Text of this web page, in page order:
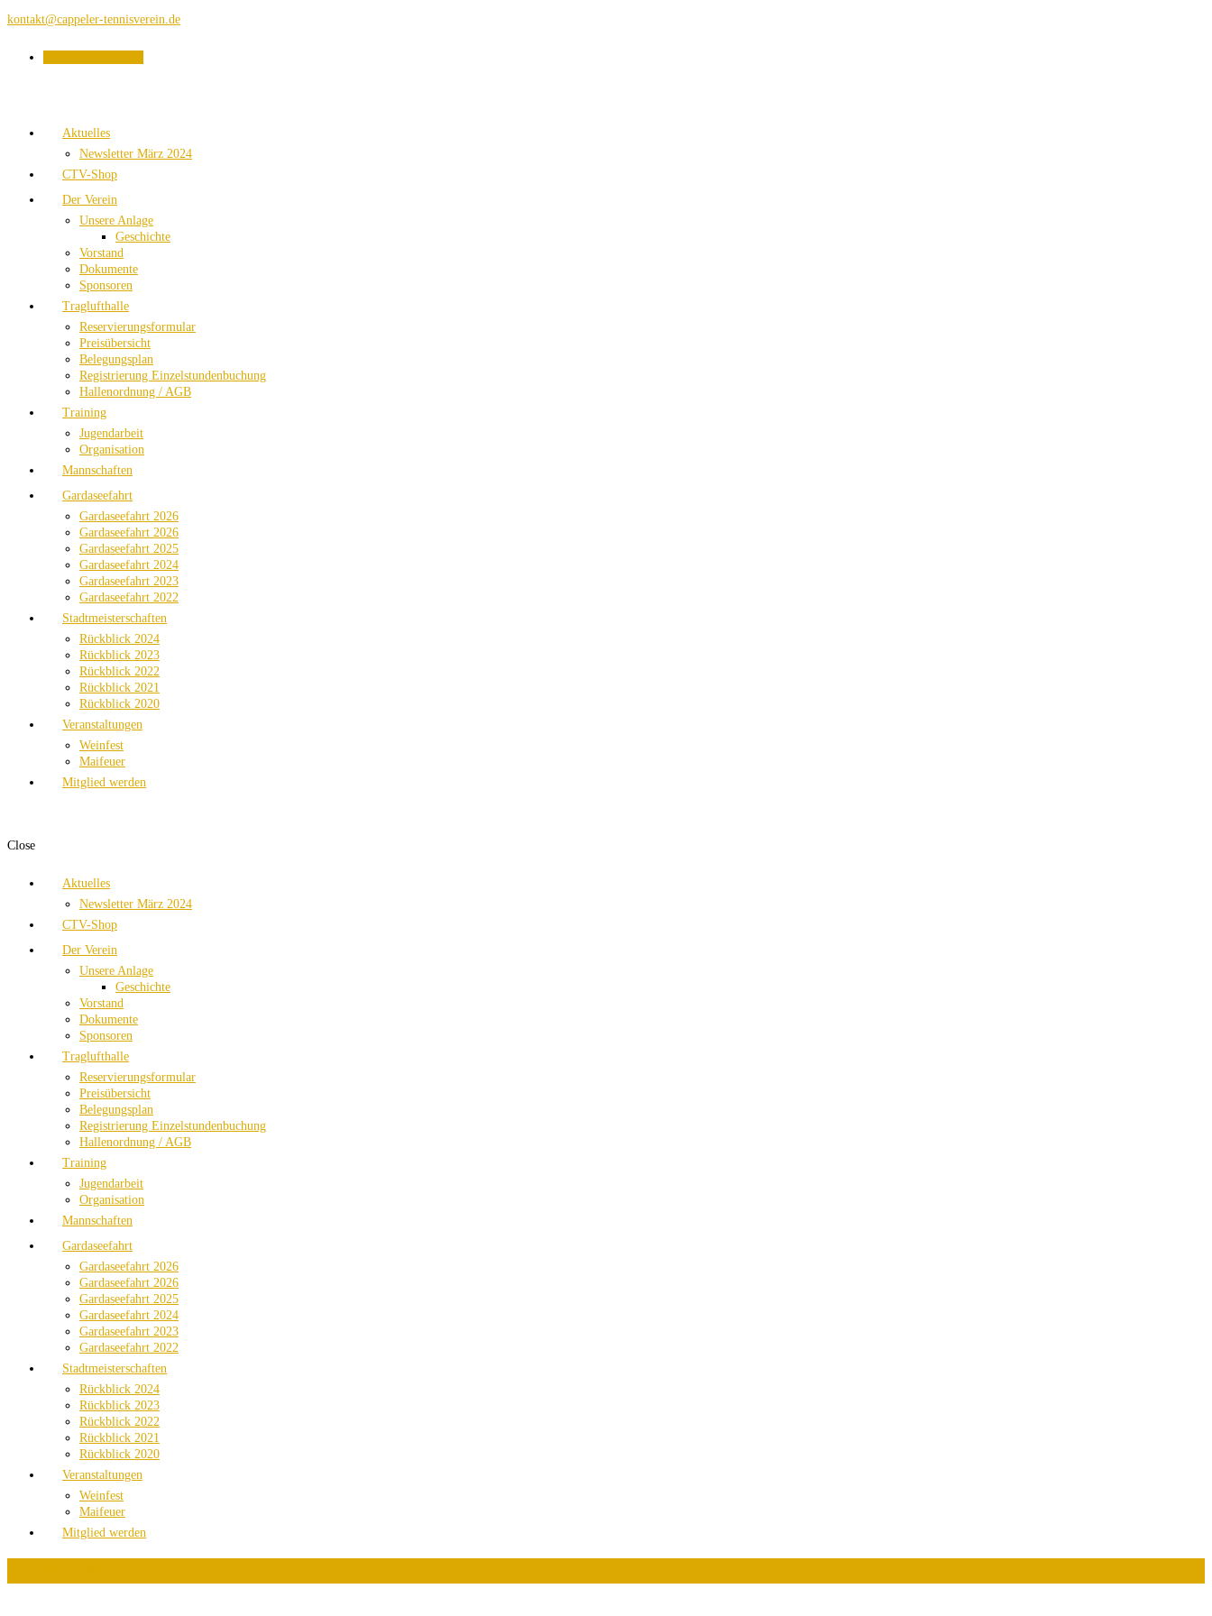
kontakt@cappeler-tennisverein.de
Aktuelles
Newsletter März 2024
CTV-Shop
Der Verein
Unsere Anlage
Geschichte
Vorstand
Dokumente
Sponsoren
Traglufthalle
Reservierungsformular
Preisübersicht
Belegungsplan
Registrierung Einzelstundenbuchung
Hallenordnung / AGB
Training
Jugendarbeit
Organisation
Mannschaften
Gardaseefahrt
Gardaseefahrt 2026
Gardaseefahrt 2026
Gardaseefahrt 2025
Gardaseefahrt 2024
Gardaseefahrt 2023
Gardaseefahrt 2022
Stadtmeisterschaften
Rückblick 2024
Rückblick 2023
Rückblick 2022
Rückblick 2021
Rückblick 2020
Veranstaltungen
Weinfest
Maifeuer
Mitglied werden
Close
Aktuelles
Newsletter März 2024
CTV-Shop
Der Verein
Unsere Anlage
Geschichte
Vorstand
Dokumente
Sponsoren
Traglufthalle
Reservierungsformular
Preisübersicht
Belegungsplan
Registrierung Einzelstundenbuchung
Hallenordnung / AGB
Training
Jugendarbeit
Organisation
Mannschaften
Gardaseefahrt
Gardaseefahrt 2026
Gardaseefahrt 2026
Gardaseefahrt 2025
Gardaseefahrt 2024
Gardaseefahrt 2023
Gardaseefahrt 2022
Stadtmeisterschaften
Rückblick 2024
Rückblick 2023
Rückblick 2022
Rückblick 2021
Rückblick 2020
Veranstaltungen
Weinfest
Maifeuer
Mitglied werden